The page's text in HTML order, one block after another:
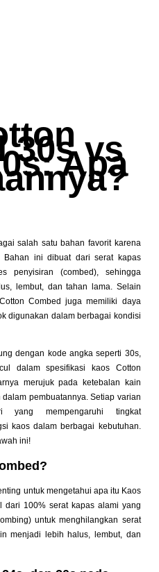
30s vs
Apa
salah satu bahan favorit karena
Bahan ini dibuat dari serat kapas
penyisiran (combed), sehingga
lembut, dan tahan lama. Selain
Combed juga memiliki daya
digunakan dalam berbagai kondisi
dengan kode angka seperti 30s,
dalam spesifikasi kaos Cotton
merujuk pada ketebalan kain
pembuatannya. Setiap varian
yang mempengaruhi tingkat
kaos dalam berbagai kebutuhan.
ini!
untuk mengetahui apa itu Kaos
dari 100% serat kapas alami yang
untuk menghilangkan serat
menjadi lebih halus, lembut, dan